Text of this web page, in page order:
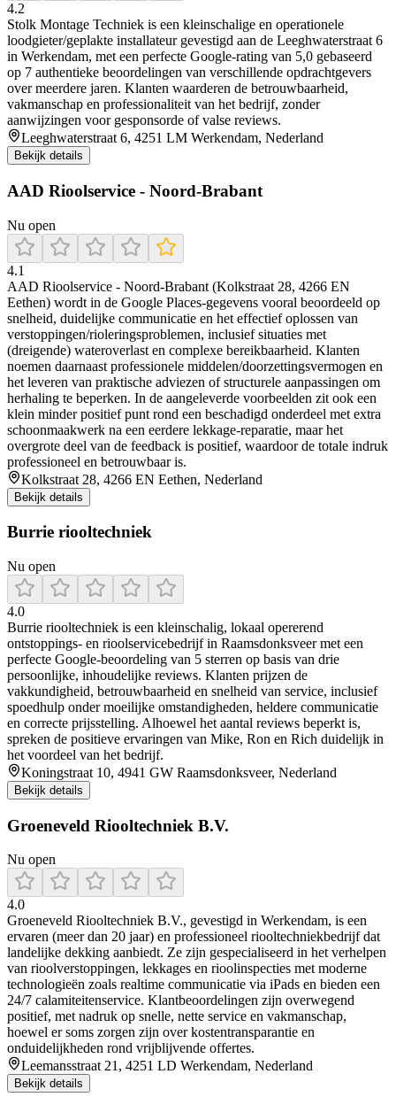
4.2
Stolk Montage Techniek is een kleinschalige en operationele
loodgieter/geplakte installateur gevestigd aan de Leeghwaterstraat 6
in Werkendam, met een perfecte Google-rating van 5,0 gebaseerd
op 7 authentieke beoordelingen van verschillende opdrachtgevers
over meerdere jaren. Klanten waarderen de betrouwbaarheid,
vakmanschap en professionaliteit van het bedrijf, zonder
aanwijzingen voor gesponsorde of valse reviews.
Leeghwaterstraat 6, 4251 LM Werkendam, Nederland
Bekijk details
AAD Rioolservice - Noord-Brabant
Nu open
4.1
AAD Rioolservice - Noord-Brabant (Kolkstraat 28, 4266 EN
Eethen) wordt in de Google Places-gegevens vooral beoordeeld op
snelheid, duidelijke communicatie en het effectief oplossen van
verstoppingen/rioleringsproblemen, inclusief situaties met
(dreigende) wateroverlast en complexe bereikbaarheid. Klanten
noemen daarnaast professionele middelen/doorzettingsvermogen en
het leveren van praktische adviezen of structurele aanpassingen om
herhaling te beperken. In de aangeleverde voorbeelden zit ook een
klein minder positief punt rond een beschadigd onderdeel met extra
schoonmaakwerk na een eerdere lekkage-reparatie, maar het
overgrote deel van de feedback is positief, waardoor de totale indruk
professioneel en betrouwbaar is.
Kolkstraat 28, 4266 EN Eethen, Nederland
Bekijk details
Burrie riooltechniek
Nu open
4.0
Burrie riooltechniek is een kleinschalig, lokaal opererend
ontstoppings- en rioolservicebedrijf in Raamsdonksveer met een
perfecte Google-beoordeling van 5 sterren op basis van drie
persoonlijke, inhoudelijke reviews. Klanten prijzen de
vakkundigheid, betrouwbaarheid en snelheid van service, inclusief
spoedhulp onder moeilijke omstandigheden, heldere communicatie
en correcte prijsstelling. Alhoewel het aantal reviews beperkt is,
spreken de positieve ervaringen van Mike, Ron en Rich duidelijk in
het voordeel van het bedrijf.
Koningstraat 10, 4941 GW Raamsdonksveer, Nederland
Bekijk details
Groeneveld Riooltechniek B.V.
Nu open
4.0
Groeneveld Riooltechniek B.V., gevestigd in Werkendam, is een
ervaren (meer dan 20 jaar) en professioneel riooltechniekbedrijf dat
landelijke dekking aanbiedt. Ze zijn gespecialiseerd in het verhelpen
van rioolverstoppingen, lekkages en rioolinspecties met moderne
technologieën zoals realtime communicatie via iPads en bieden een
24/7 calamiteitenservice. Klantbeoordelingen zijn overwegend
positief, met nadruk op snelle, nette service en vakmanschap,
hoewel er soms zorgen zijn over kostentransparantie en
onduidelijkheden rond vrijblijvende offertes.
Leemansstraat 21, 4251 LD Werkendam, Nederland
Bekijk details